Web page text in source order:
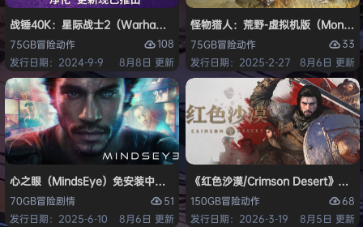
战锤40K：星际战士2（Warhammer 40,000: Space Marine 2）免安装
75GB冒险动作
108
发行日期：2024-9-9
8月8日 更新
怪物猎人：荒野-虚拟机版（
75GB冒险动作
33
发行日期：2025-2-27
8月6日 更新
心之眼（MindsEye）免安装中文版
70GB冒险剧情
51
发行日期：2025-6-10
8月6日 更新
《红色沙漠/Crimson Desert》免安
150GB冒险动作
68
发行日期：2026-3-19
8月5日 更新